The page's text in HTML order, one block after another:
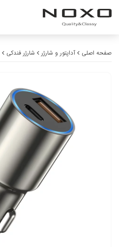
صفحه اصلی آداپتور و شارژر شارژر فندکی